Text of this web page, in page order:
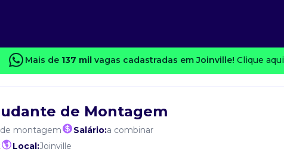
Mais de 137 milvagas cadastradas em Joinville! Clique aqui
de Montagem
montagem Salário:a combinar
Local:Joinville